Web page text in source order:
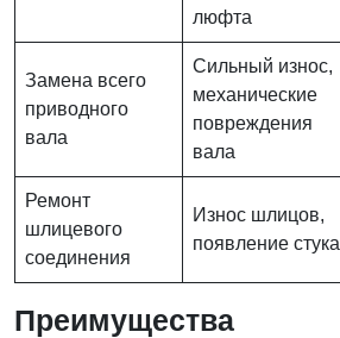
люфта
Замена всего
приводного
вала
Сильный износ,
механические
повреждения
вала
Ремонт
шлицевого
соединения
Износ шлицов,
появление стука
Преимущества